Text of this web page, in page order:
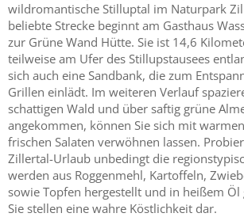
wildromantische Stilluptal im Naturpark
beliebte Strecke beginnt am Gasthaus
zur Grüne Wand Hütte. Sie ist 14,6
teilweise am Ufer des Stillupstausees
sich auch eine Sandbank, die zum
Grillen einlädt. Im weiteren Verlauf
schattigen Wald und über saftig grüne
angekommen, können Sie sich mit
frischen Salaten verwöhnen lassen.
Zillertal-Urlaub unbedingt die
werden aus Roggenmehl, Kartoffeln,
sowie Topfen hergestellt und in heißem Öl
Sie stellen eine wahre Köstlichkeit dar.